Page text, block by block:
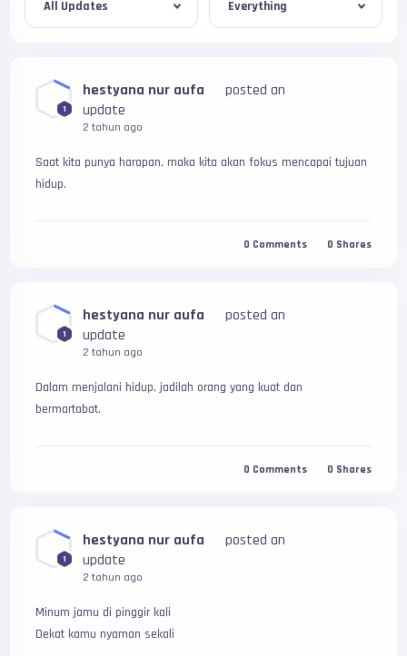
1
hestyana nur aufa
posted an
update
2 tahun ago
Saat kita punya harapan, maka kita akan fokus mencapai tujuan
hidup.
0 Comments 0 Shares
1
hestyana nur aufa
posted an
update
2 tahun ago
Dalam menjalani hidup, jadilah orang yang kuat dan
bermartabat.
0 Comments 0 Shares
1
hestyana nur aufa
posted an
update
2 tahun ago
Minum jamu di pinggir kali
Dekat kamu nyaman sekali